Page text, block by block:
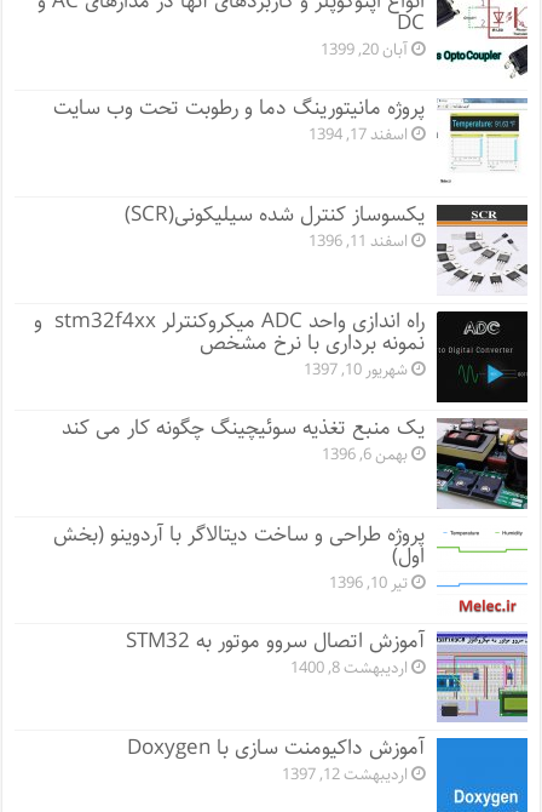
DC
آبان 20, 1399
پروژه مانيتورينگ دما و رطوبت تحت وب سایت
اسفند 17, 1394
یکسوساز کنترل شده سیلیکونی(SCR)
اسفند 11, 1396
راه اندازی واحد ADC میکروکنترلر stm32f4xx و
نمونه برداری با نرخ مشخص
شهریور 10, 1397
یک منبع تغذیه سوئیچینگ چگونه کار می کند
بهمن 6, 1396
پروژه طراحی و ساخت دیتالاگر با آردوینو (بخش
اول)
تیر 10, 1396
آموزش اتصال سروو موتور به STM32
اردیبهشت 8, 1400
آموزش داکیومنت سازی با Doxygen
اردیبهشت 12, 1397